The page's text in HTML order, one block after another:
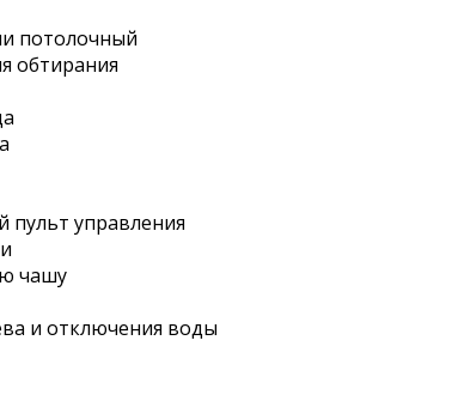
потолочный
обтирания
управления
чашу
и отключения воды